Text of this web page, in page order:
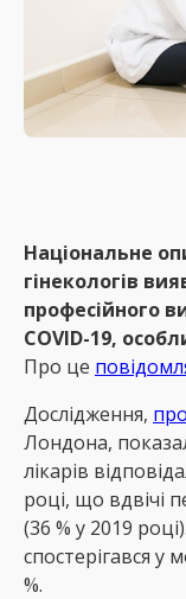
Національне
гінекологів
професійного
COVID-19,
Про це
Дослідження,
Лондона,
лікарів
році, що вдвічі
(36 % у 2019
спостерігався у
%.